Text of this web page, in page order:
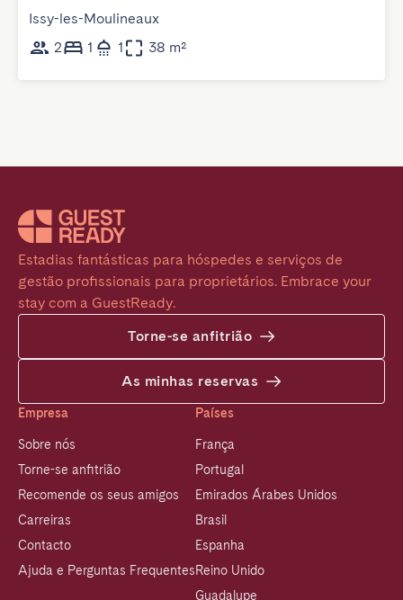
Issy-les-Moulineaux
2
1 1 38 m²
Estadias fantásticas para hóspedes e serviços de
gestão profissionais para proprietários. Embrace your
stay com a GuestReady.
Torne-se anfitrião
As minhas reservas
Empresa
Sobre nós
Torne-se anfitrião
Recomende os seus amigos
Carreiras
Contacto
Ajuda e Perguntas Frequentes
Países
França
Portugal
Emirados Árabes Unidos
Brasil
Espanha
Reino Unido
Guadalupe